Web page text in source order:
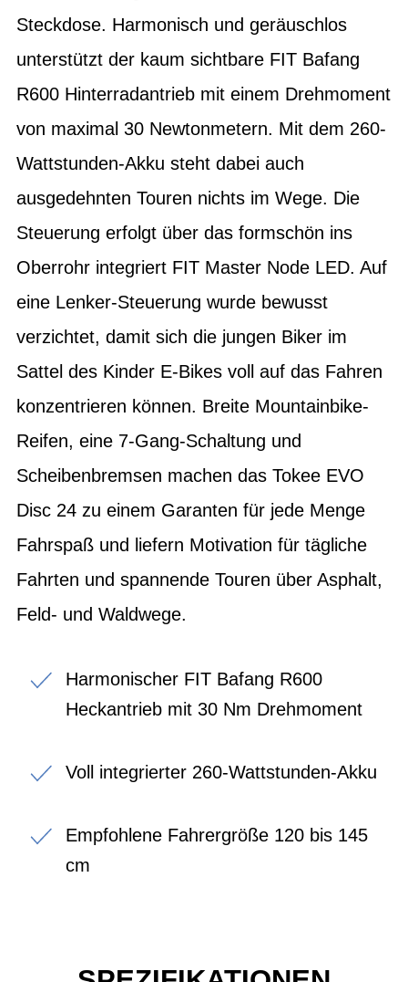
Steckdose. Harmonisch und geräuschlos
unterstützt der kaum sichtbare FIT Bafang
R600 Hinterradantrieb mit einem Drehmoment
von maximal 30 Newtonmetern. Mit dem 260-
Wattstunden-Akku steht dabei auch
ausgedehnten Touren nichts im Wege. Die
Steuerung erfolgt über das formschön ins
Oberrohr integriert FIT Master Node LED. Auf
eine Lenker-Steuerung wurde bewusst
verzichtet, damit sich die jungen Biker im
Sattel des Kinder E-Bikes voll auf das Fahren
konzentrieren können. Breite Mountainbike-
Reifen, eine 7-Gang-Schaltung und
Scheibenbremsen machen das Tokee EVO
Disc 24 zu einem Garanten für jede Menge
Fahrspaß und liefern Motivation für tägliche
Fahrten und spannende Touren über Asphalt,
Feld- und Waldwege.
Harmonischer FIT Bafang R600
Heckantrieb mit 30 Nm Drehmoment
Voll integrierter 260-Wattstunden-Akku
Empfohlene Fahrergröße 120 bis 145
cm